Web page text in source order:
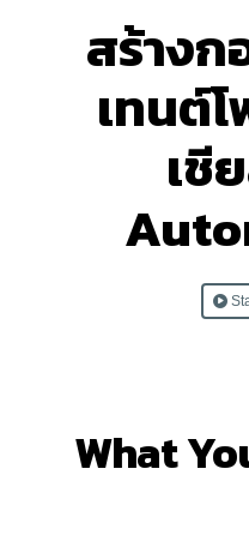
สร้าง
เทนต์
เชี
What